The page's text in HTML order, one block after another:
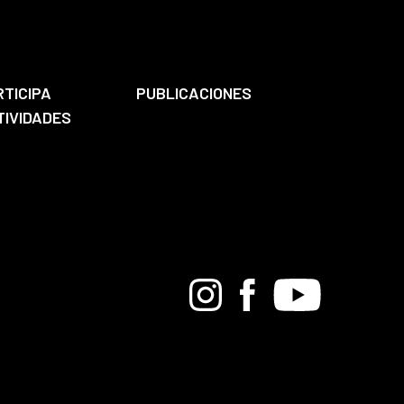
PUBLICACIONES
BandcampInstagramFacebook
Youtube